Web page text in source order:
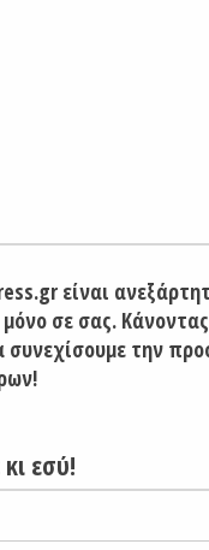
είναι
μόνο σε σας.
συνεχίσουμε την
εσύ!